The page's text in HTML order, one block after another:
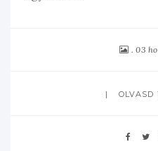
03
OLVASD